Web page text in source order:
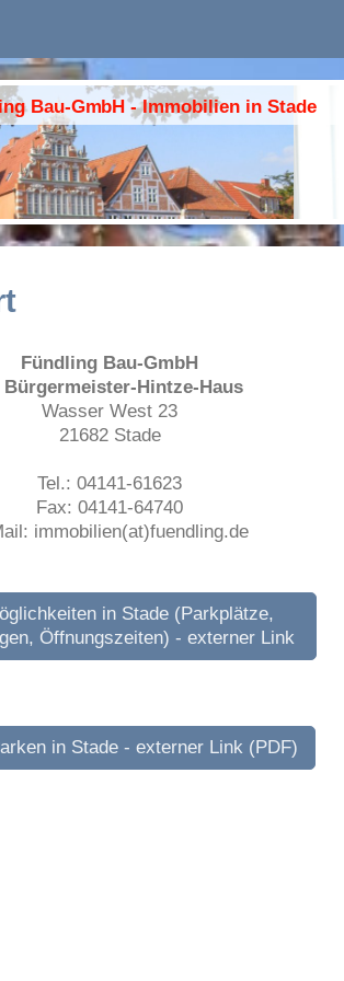
Bau-GmbH - Immobilien in Stade
Fündling Bau-GmbH
Bürgermeister-Hintze-Haus
Wasser West 23
21682 Stade
Tel.: 04141-61623
Fax: 04141-64740
immobilien(at)fuendling.de
in Stade (Parkplätze,
Öffnungszeiten) - externer Link
in Stade - externer Link (PDF)